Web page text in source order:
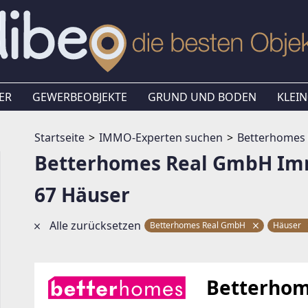
GEWERBEOBJEKTE GRUND UND BODEN
Startseite IMMO-Experten suchen Betterhomes
Betterhomes Real GmbH
67 Häuser
Alle zurücksetzen Betterhomes Real GmbH Häuser